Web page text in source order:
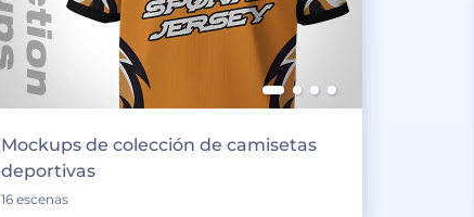
Mockups de colección de camisetas
deportivas
16 escenas